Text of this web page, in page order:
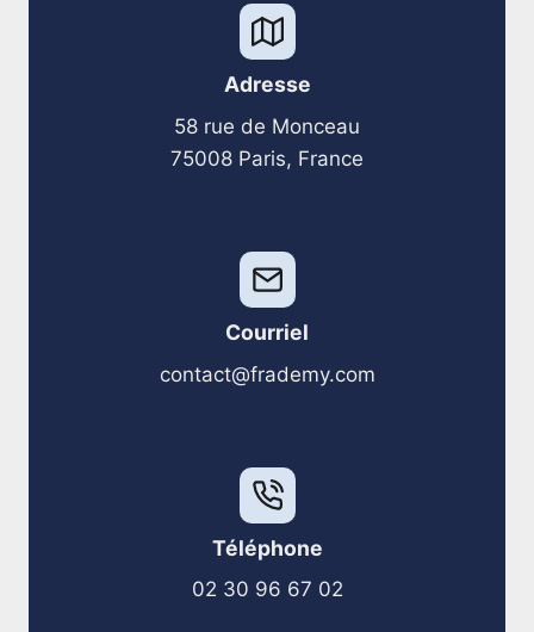
Adresse
58 rue de Monceau
75008 Paris, France
Courriel
contact@frademy.com
Téléphone
02 30 96 67 02